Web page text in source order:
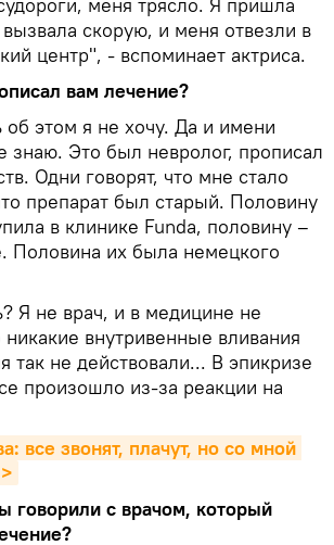
скорую, и меня отвезли в
центр", - вспоминает актриса.
вам лечение?
об этом я не хочу. Да и имени
знаю. Это был невролог, прописал
Одни говорят, что мне стало
препарат был старый. Половину
в клинике Funda, половину –
Половина их была немецкого
Я не врач, и в медицине не
внутривенные вливания
так не действовали... В эпикризе
произошло из-за реакции на
все звонят, плачут, но со мной
говорили с врачом, который